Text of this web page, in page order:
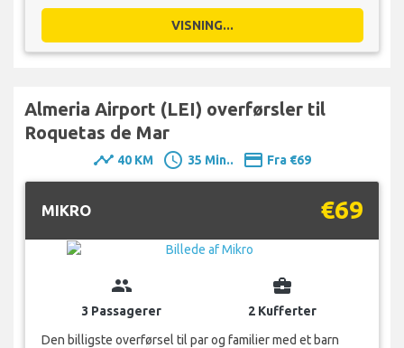
VISNING...
Almeria Airport (LEI) overførsler til
Roquetas de Mar
timeline 40 KM schedule 35 Min.. payment Fra €69
MIKRO €69
group
3 Passagerer
business_center
2 Kufferter
Den billigste overførsel til par og familier med et barn